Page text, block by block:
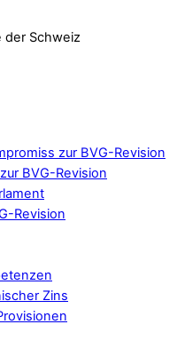
der Schweiz
zur BVG-Revision
BVG-Revision
Revision
Zins